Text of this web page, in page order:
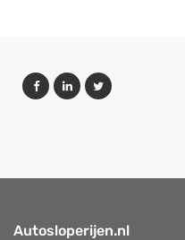
Autosloperijen.nl